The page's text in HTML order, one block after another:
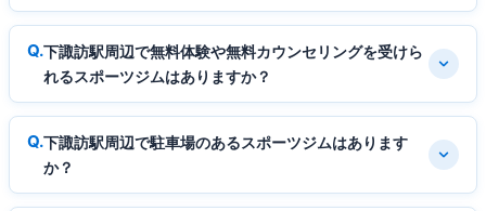
下諏訪駅周辺で無料体験や無料カウンセリングを受けら
れるスポーツジムはありますか？
下諏訪駅周辺で駐車場のあるスポーツジムはあります
か？